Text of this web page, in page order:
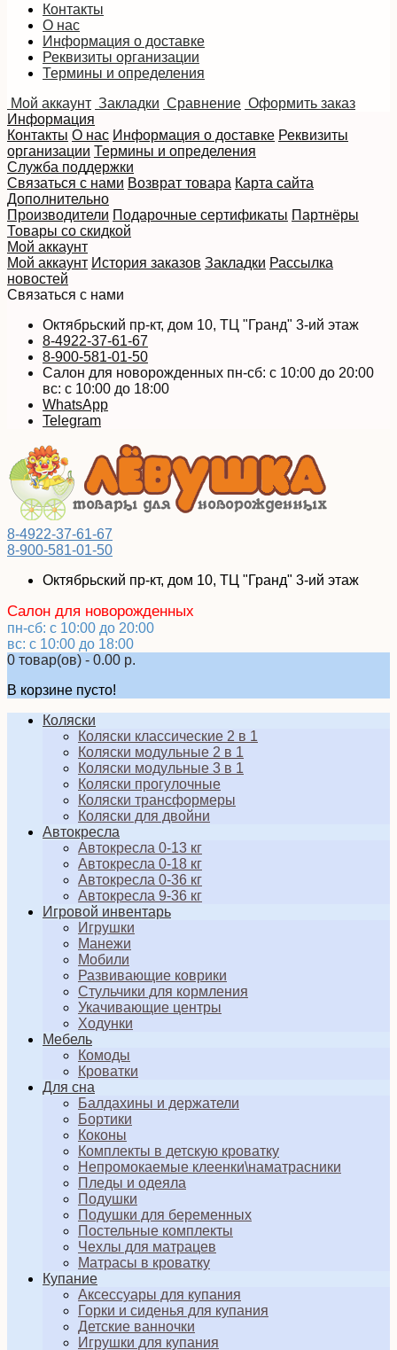
Контакты
О нас
Информация о доставке
Реквизиты организации
Термины и определения
Мой аккаунт Закладки Сравнение Оформить заказ
Информация
Контакты О нас Информация о доставке Реквизиты
организации Термины и определения
Служба поддержки
Связаться с нами Возврат товара Карта сайта
Дополнительно
Производители Подарочные сертификаты Партнёры
Товары со скидкой
Мой аккаунт
Мой аккаунт История заказов Закладки Рассылка
новостей
Связаться с нами
Октябрьский пр-кт, дом 10, ТЦ "Гранд" 3-ий этаж
8-4922-37-61-67
8-900-581-01-50
Салон для новорожденных пн-сб: с 10:00 до 20:00
вс: с 10:00 до 18:00
WhatsApp
Telegram
8-4922-37-61-67
8-900-581-01-50
Октябрьский пр-кт, дом 10, ТЦ "Гранд" 3-ий этаж
Салон для новорожденных
пн-сб: с 10:00 до 20:00
вс: с 10:00 до 18:00
0 товар(ов) - 0.00 р.
В корзине пусто!
Коляски
Коляски классические 2 в 1
Коляски модульные 2 в 1
Коляски модульные 3 в 1
Коляски прогулочные
Коляски трансформеры
Коляски для двойни
Автокресла
Автокресла 0-13 кг
Автокресла 0-18 кг
Автокресла 0-36 кг
Автокресла 9-36 кг
Игровой инвентарь
Игрушки
Манежи
Мобили
Развивающие коврики
Стульчики для кормления
Укачивающие центры
Ходунки
Мебель
Комоды
Кроватки
Для сна
Балдахины и держатели
Бортики
Коконы
Комплекты в детскую кроватку
Непромокаемые клеенки\наматрасники
Пледы и одеяла
Подушки
Подушки для беременных
Постельные комплекты
Чехлы для матрацев
Матрасы в кроватку
Купание
Аксессуары для купания
Горки и сиденья для купания
Детские ванночки
Игрушки для купания